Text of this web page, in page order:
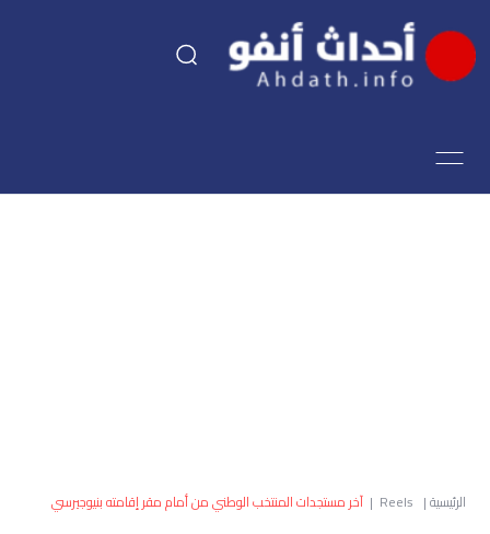
اقتصاد
العالم الرئيسية|
Reels
| آخر مستجدات المنتخب الوطني من أمام مقر إقامته بنيوجيرسي